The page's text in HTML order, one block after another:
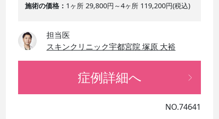
施術の価格
1ヶ所 29,800円～4ヶ所 119,200円(税込)
担当医
スキンクリニック宇都宮院 塚原 大裕
症例詳細へ
NO.74641